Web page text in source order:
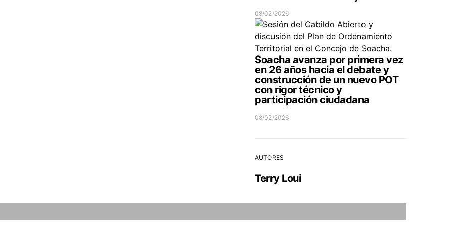
08/02/2026
Soacha avanza por primera vez
en 26 años hacia el debate y
construcción de un nuevo POT
con rigor técnico y
participación ciudadana
08/02/2026
AUTORES
Terry Loui